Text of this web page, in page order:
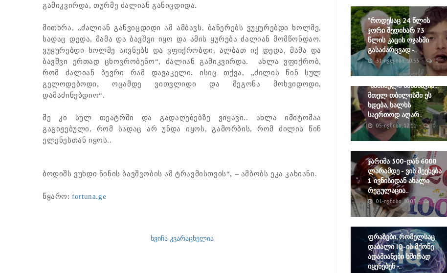
გამიკვირდა, თურმე ძალიან განიცდიდა.
მითხრა, „ძალიან განვიცდიდი ამ ამბავს, ბანერებს ვუყურებდი ხოლმე,
სადაც დედა, მამა და ბავშვი იყო და ამის ყურება ძალიან მომწონდაო.
ვუყურებდი ხოლმე აივნებს და ვფიქრობდი, ალბათ იქ დედა, მამა და
ბავშვი ერთად ცხოვრობენო“, ძალიან გამიკვირდა. ახლა ვფიქრობ,
რომ ძალიან ბევრი რამ დავაკელი. ისიც თქვა, „ძილის წინ სულ
გელოდებოდი, ოცამდე ვითვლიდი და მეგონა მოხვიდოდი,
დამაძინებდიო“.
მე კი სულ თეატრში და გადაღებებზე ვიყავი.. ახლა იმიტომაა
გაგიჟებული, რომ სადაც არ უნდა იყოს, გამორბის, რომ ძილის წინ
ელენესთან იყოს..
ბოდიშს ვუხდი ნინის ბავშვობის ამ ტრავმისთვის“, – ამბობს ეკა კახიანი.
წყარო: ​fortuna.ge
ხვიჩა კვარაცხელია
"როდესაც 24 წლის
ჯორი შედიხარ 73
წლის კაცის ოჯახში
გასაძარცვად -..
31-ᲘᲕᲚᲘᲡᲘ, 10:53 0
"საშინელი სანახავია...
მთელ თბილისში ეს
ხდება, ხალხს
საერთოდ აღარ..
05-ᲘᲕᲜᲘᲡᲘ, 12:11 0
ჯარიმა 500-დან 6000
ლარამდე - ვის შეეხება
1 ივნისიდან ახალი
რეგულაცია..
01-ᲘᲕᲜᲘᲡᲘ, 10:03 0
ფრაზები, რომელსაც
დაბალი IQ-ის მქონე
ადამიანები ხშირად
იყენებენ -..